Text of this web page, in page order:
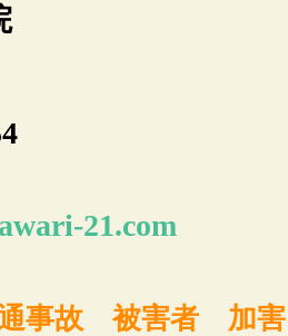
21.com
事故 被害者 加害